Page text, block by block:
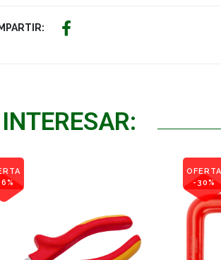
OFERTA
-30%